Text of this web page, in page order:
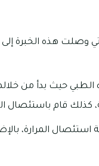
حيث بدأ من
كذلك قام باستئصال
المرارة،